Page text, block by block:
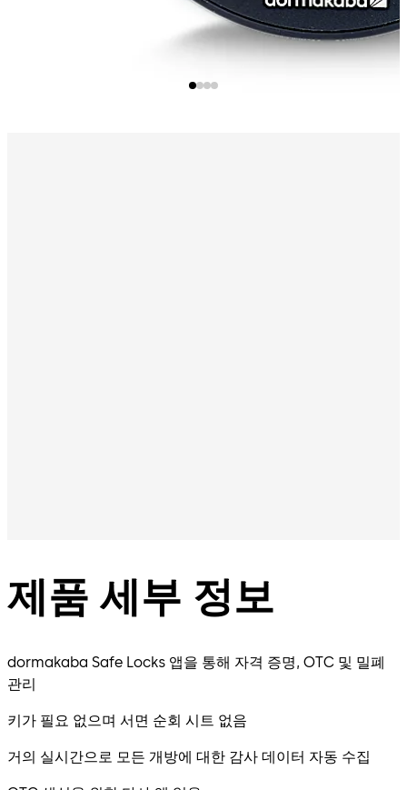
제품 세부 정보
dormakaba Safe Locks 앱을 통해 자격 증명, OTC 및 밀폐
관리
키가 필요 없으며 서면 순회 시트 없음
거의 실시간으로 모든 개방에 대한 감사 데이터 자동 수집